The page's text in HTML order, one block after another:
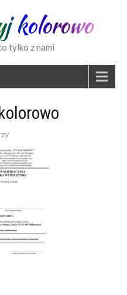
kolorowo
tylko z nami